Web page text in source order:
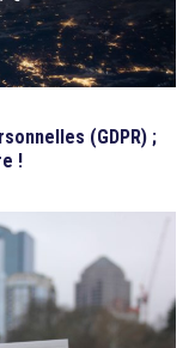
(GDPR) ;
!